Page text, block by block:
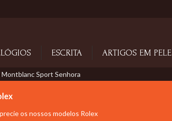
ESCRITA ARTIGOS EM PELE
Montblanc Sport Senhora
os nossos modelos Rolex